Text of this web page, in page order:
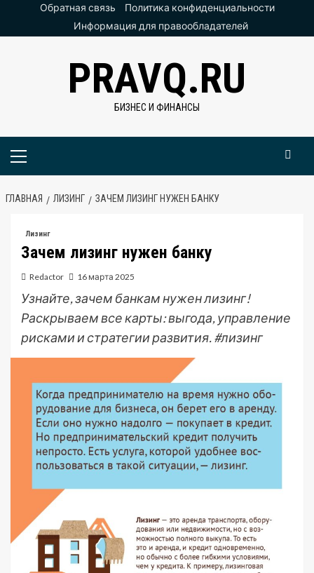
ПерейтиОбратная связь
Политика конфиденциальности
Информация для правообладателей
PRAVQ.RU
БИЗНЕС И ФИНАНСЫ
Основное
ГЛАВНАЯ ЛИЗИНГ ЗАЧЕМ ЛИЗИНГ НУЖЕН БАНКУ
Лизинг
Зачем лизинг нужен банку
Redactor 16 марта 2025
Узнайте, зачем банкам нужен лизинг!
Раскрываем все карты: выгода, управление
рисками и стратегии развития. #лизинг